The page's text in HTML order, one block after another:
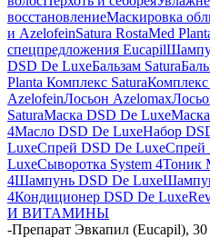
восстановлениеМаскировка
и AzelofeinSatura RostaMed
спецпредложения Eucapil
DSD De LuxeБальзам Satura
Planta Комплекс SaturaКомплекс
AzelofeinЛосьон Azelomax
SaturaМаска DSD De Luxe
4Масло DSD De LuxeНабор
LuxeСпрей DSD De LuxeСпрей
LuxeСыворотка System 4Тоник
4Шампунь DSD De Luxe
4Кондиционер DSD De Luxe
И ВИТАМИНЫ
-Препарат Эвкапил (Eucapil),